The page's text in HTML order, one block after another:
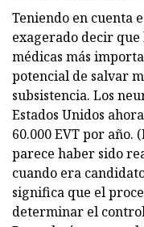
Teniendo en cuenta
exagerado decir que
médicas más
potencial de salvar
subsistencia. Los
Estados Unidos
60.000 EVT por año.
parece haber sido
cuando era
significa que el
determinar el control